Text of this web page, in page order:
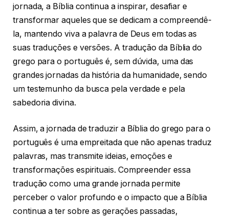
jornada, a Bíblia continua a inspirar, desafiar e
transformar aqueles que se dedicam a compreendê-
la, mantendo viva a palavra de Deus em todas as
suas traduções e versões. A tradução da Bíblia do
grego para o português é, sem dúvida, uma das
grandes jornadas da história da humanidade, sendo
um testemunho da busca pela verdade e pela
sabedoria divina.
Assim, a jornada de traduzir a Bíblia do grego para o
português é uma empreitada que não apenas traduz
palavras, mas transmite ideias, emoções e
transformações espirituais. Compreender essa
tradução como uma grande jornada permite
perceber o valor profundo e o impacto que a Bíblia
continua a ter sobre as gerações passadas,